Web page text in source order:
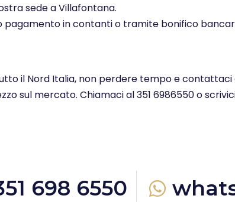
sede a Villafontana.
pagamento in contanti o tramite bonifico
il Nord Italia, non perdere tempo e
sul mercato. Chiamaci al 351 6986550 o
698 6550